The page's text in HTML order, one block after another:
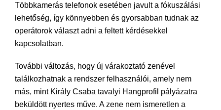
Többkamerás telefonok esetében javult a fókuszálási
lehetőség, így könnyebben és gyorsabban tudnak az
operátorok választ adni a feltett kérdésekkel
kapcsolatban.
További változás, hogy új várakoztató zenével
találkozhatnak a rendszer felhasználói, amely nem
más, mint Király Csaba tavalyi Hangprofil pályázatra
beküldött nyertes műve. A zene nem ismeretlen a